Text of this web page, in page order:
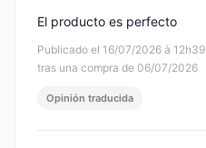
Publicado el 16/07/2026 à 12h39
tras una compra de 06/07/2026
El producto es perfecto
Opinión traducida